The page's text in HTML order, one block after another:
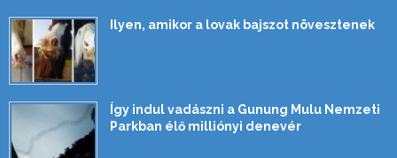
Ilyen, amikor a lovak bajszot növesztenek
Így indul vadászni a Gunung Mulu Nemzeti
Parkban élő milliónyi denevér